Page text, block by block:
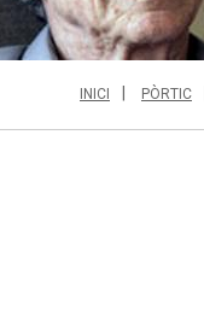
INICI PÒRTIC